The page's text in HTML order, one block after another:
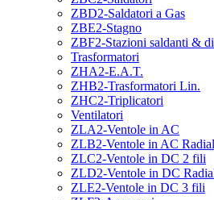
ZBD2-Saldatori a Gas
ZBE2-Stagno
ZBF2-Stazioni saldanti &
Trasformatori
ZHA2-E.A.T.
ZHB2-Trasformatori Lin.
ZHC2-Triplicatori
Ventilatori
ZLA2-Ventole in AC
ZLB2-Ventole in AC
ZLC2-Ventole in DC 2 fili
ZLD2-Ventole in DC
ZLE2-Ventole in DC 3 fili